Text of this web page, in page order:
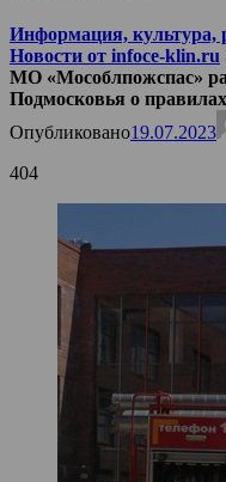
Информация, культура,
Новости от infoce-klin.ru
МО «Мособлпожспас»
Подмосковья о
Опубликовано19.07.2023
404